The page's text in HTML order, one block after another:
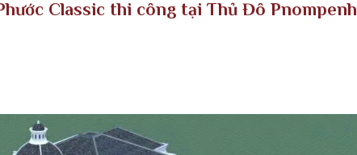
Classic thi công tại Thủ Đô Pnompenh